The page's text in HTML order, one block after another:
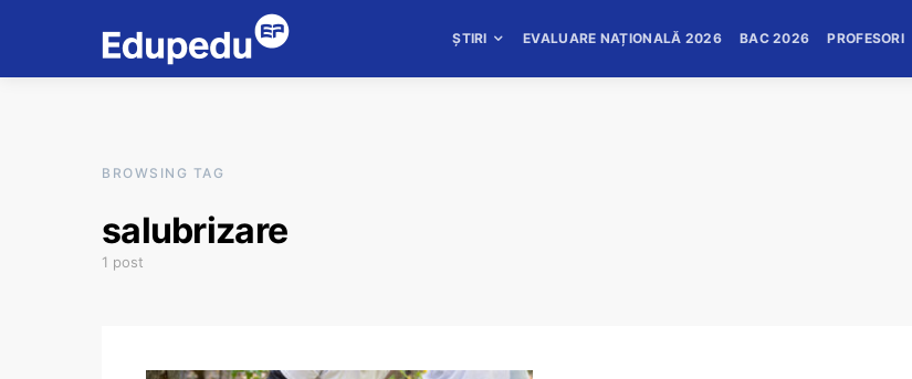
ȘTIRI EVALUARE NAȚIONALĂ 2026 BAC 2026 PROFESORI
BROWSING TAG
salubrizare
1 post